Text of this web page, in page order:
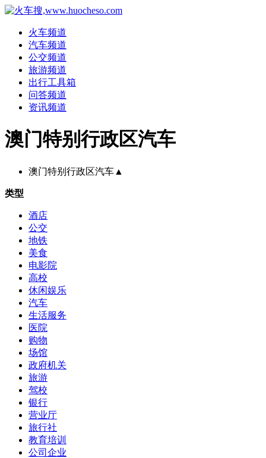
火车频道
汽车频道
公交频道
旅游频道
出行工具箱
问答频道
资讯频道
澳门特别行政区汽车
澳门特别行政区汽车 ▲
类型
酒店
公交
地铁
美食
电影院
高校
休闲娱乐
汽车
生活服务
医院
购物
场馆
政府机关
旅游
驾校
银行
营业厅
旅行社
教育培训
公司企业